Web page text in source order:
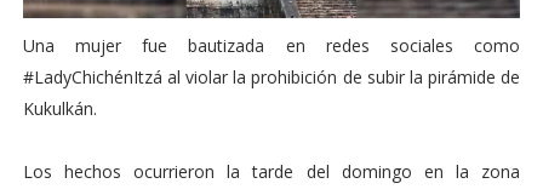
Una mujer fue bautizada en redes sociales como
#LadyChichénItzá al violar la prohibición de subir la pirámide de
Kukulkán.
Los hechos ocurrieron la tarde del domingo en la zona